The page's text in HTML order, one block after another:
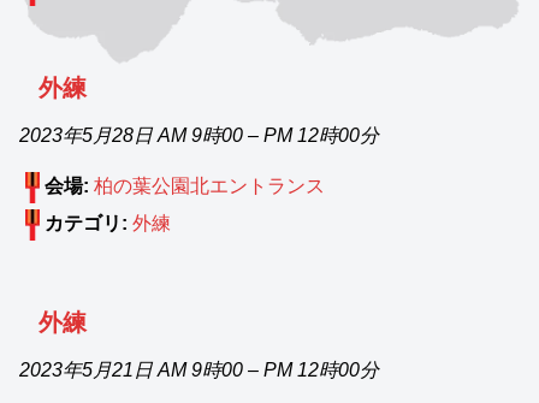
外練
2023年5月28日 AM 9時00 – PM 12時00分
会場: 柏の葉公園北エントランス
カテゴリ: 外練
外練
2023年5月21日 AM 9時00 – PM 12時00分